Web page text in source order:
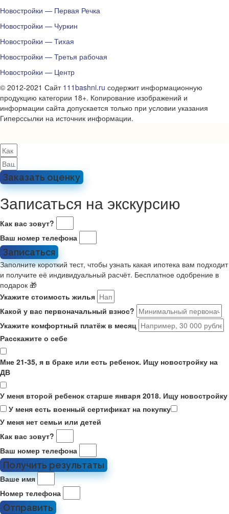
Новостройки — Первая Речка
Новостройки — Чуркин
Новостройки — Тихая
Новостройки — Третья рабочая
Новостройки — Центр
© 2012-2021 Сайт 111bashni.ru содержит информационную
продукцию категории 18+. Копирование изображений и
информации сайта допускается только при условии указания
Гиперссылки на источник информации.
Заказать оценку
Записаться на экскурсию
Как вас зовут?
Ваш номер телефона
Записаться
Заполните короткий тест, чтобы узнать какая ипотека вам подходит
и получите её индивидуальный расчёт. Бесплатное одобрение в
подарок 🎁
Укажите стоимость жилья
Какой у вас первоначальный взнос?
Укажите комфортный платёж в месяц
Расскажите о себе
Мне 21-35, я в браке или есть ребенок. Ищу новостройку на
ДВ
У меня второй ребенок старше января 2018. Ищу новостройку
У меня есть военный сертификат на покупку
У меня нет семьи или детей
Как вас зовут?
Ваш номер телефона
Получить результаты
Ваше имя
Номер телефона
Отправить